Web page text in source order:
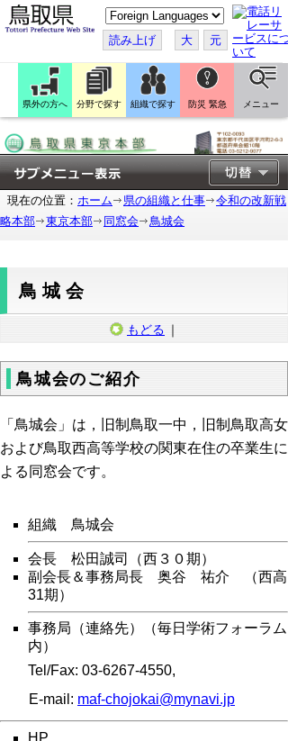
こ
の
ペ
ー
ジ
翻
訳
す
読み上げ 大 元
県外の方へ 分野で探す 組織で探す 防災 緊急 メニュー
現在の位置： ホーム 県の組織と仕事
令和の改新戦
略本部
東京本部 同窓会 鳥城会
鳥城会
もどる ｜
鳥城会のご紹介
「鳥城会」は，旧制鳥取一中，旧制鳥取高女
および鳥取西高等学校の関東在住の卒業生に
よる同窓会です。
組織 鳥城会
会長 松田誠司（西３０期）
副会長＆事務局長奥谷 祐介 （西高
31期）
事務局（連絡先）
（毎日学術フォーラム
内）
Tel/Fax: 03‐6267‐4550,
E-mail: maf-chojokai@mynavi.jp
HP